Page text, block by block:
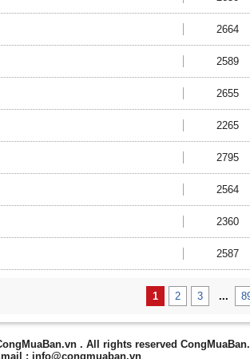
2664
2589
2655
2265
2795
2564
2360
2587
1 2 3 ...
. All rights reserved
: info@congmuaban.vn